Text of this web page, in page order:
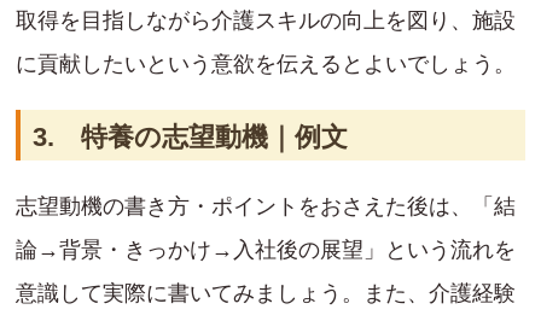
取得を目指しながら介護スキルの向上を図り、施設
に貢献したいという意欲を伝えるとよいでしょう。
3. 特養の志望動機｜例文
志望動機の書き方・ポイントをおさえた後は、「結
論→背景・きっかけ→入社後の展望」という流れを
意識して実際に書いてみましょう。また、介護経験